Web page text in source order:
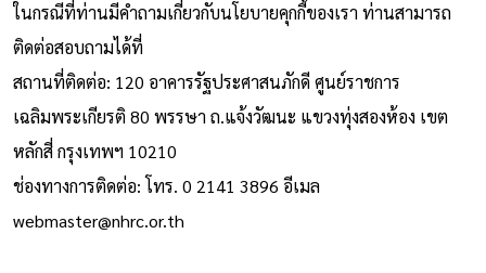
ในกรณีที่ท่านมีคำถามเกี่ยวกับนโยบายคุกกี้ของเรา ท่านสามารถ
ติดต่อสอบถามได้ที่
สถานที่ติดต่อ: 120 อาคารรัฐประศาสนภักดี ศูนย์ราชการ
เฉลิมพระเกียรติ 80 พรรษา ถ.แจ้งวัฒนะ แขวงทุ่งสองห้อง เขต
หลักสี่ กรุงเทพฯ 10210
ช่องทางการติดต่อ: โทร. 0 2141 3896 อีเมล
webmaster@nhrc.or.th